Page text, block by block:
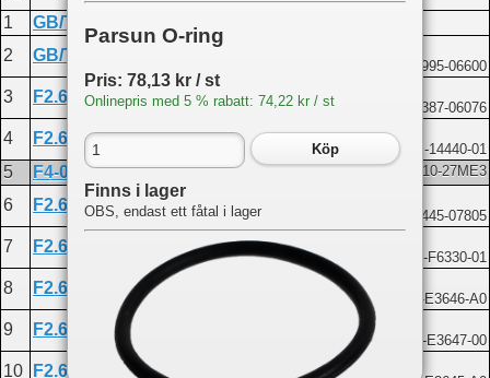
1
GB/T5782-M6X75
2
GB/T97.1-6 Washer 6
Kompatibel med Yamaha 92995-06600
3 F2.6-04000012 Intake silencer bush
Kompatibel med Yamaha 90387-06076
4 F2.6-04000300 Intake silencer assembly
Kompatibel med Yamaha 69M-14440-01
5 F4-04090009 O-ring Kompatibel med Yamaha 93210-27ME3
6 F2.6-04000015 Hose B 2.5x7x72
Kompatibel med Yamaha 90445-07805
7 F2.6-04070200 Choke handle assembly
Kompatibel med Yamaha 69M-F6330-01
8 F2.6-04000018 Carburetor gasket A
Kompatibel med Yamaha 69M-E3646-A0
9 F2.6-04000011
Kompatibel med Yamaha 69M-E3647-00
10 F2.6-04000010 Carburetor gasket A
Parsun O-ring
Pris: 78,13 kr / st
Onlinepris med 5 % rabatt: 74,22 kr / st
Köp
Finns i lager
OBS, endast ett fåtal i lager